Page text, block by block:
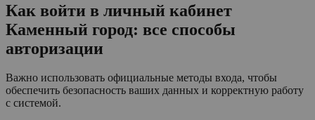
Как войти в личный кабинет
Каменный город: все способы
авторизации
Важно использовать официальные методы входа, чтобы
обеспечить безопасность ваших данных и корректную работу
с системой.